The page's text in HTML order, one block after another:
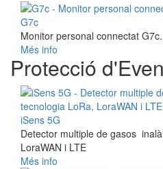
G7c
Monitor personal connectat G7c.
Més info
Protecció
iSens 5G
Detector multiple de gasos
LoraWAN i LTE
Més info